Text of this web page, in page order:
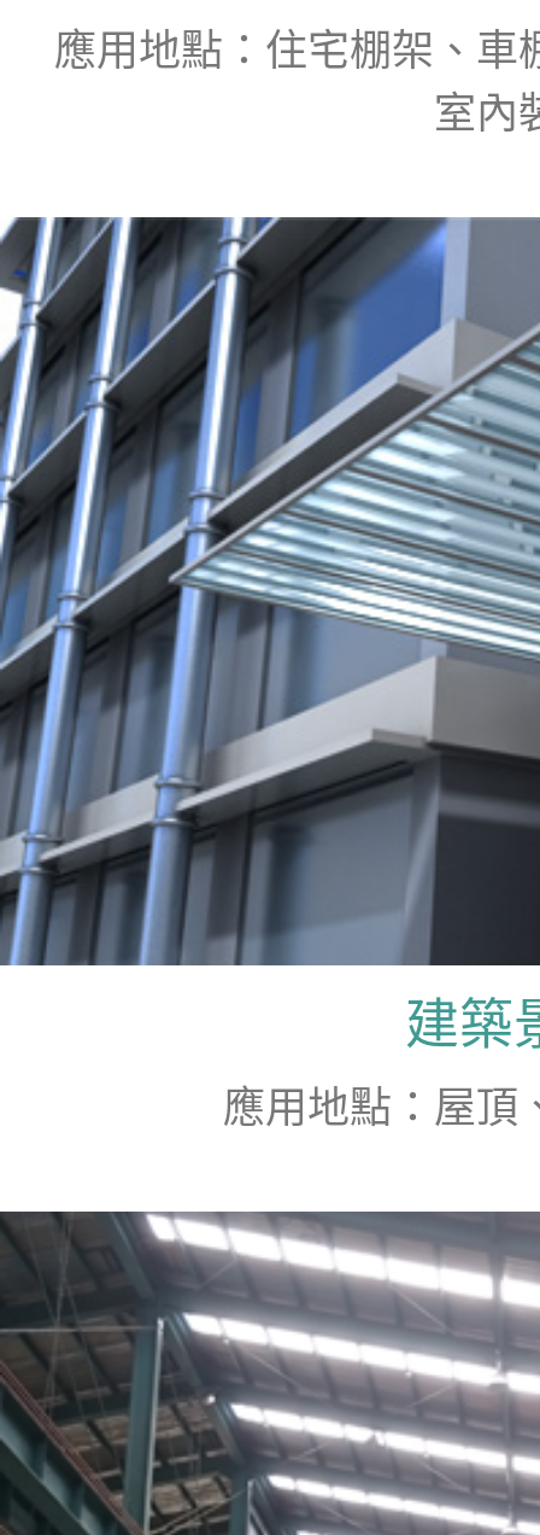
應用地點：住宅棚架、車
室內
建築
應用地點：屋頂